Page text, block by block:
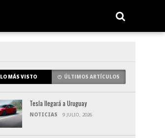
LO MÁS VISTO ÚLTIMOS ARTÍCULOS
Tesla llegará a Uruguay
NOTICIAS 9 JULIO, 2026